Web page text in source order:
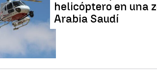
helicóptero en una
Arabia Saudí